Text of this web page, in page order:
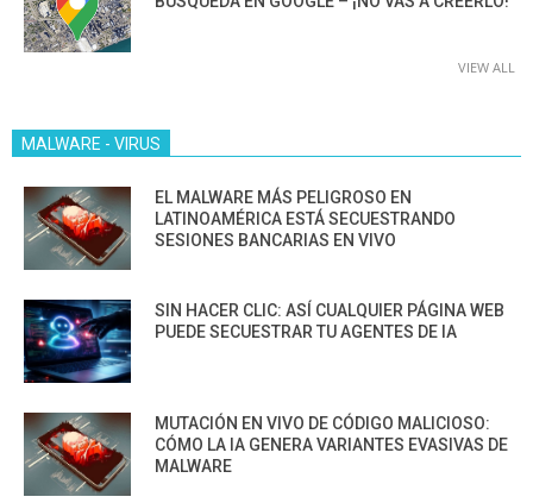
VIEW ALL
MALWARE - VIRUS
EL MALWARE MÁS PELIGROSO EN
LATINOAMÉRICA ESTÁ SECUESTRANDO
SESIONES BANCARIAS EN VIVO
SIN HACER CLIC: ASÍ CUALQUIER PÁGINA WEB
PUEDE SECUESTRAR TU AGENTES DE IA
MUTACIÓN EN VIVO DE CÓDIGO MALICIOSO:
CÓMO LA IA GENERA VARIANTES EVASIVAS DE
MALWARE